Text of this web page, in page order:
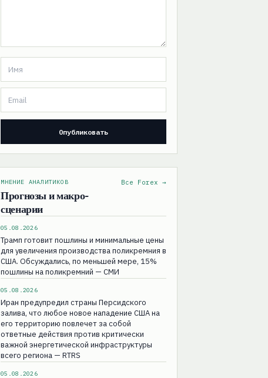
МНЕНИЕ АНАЛИТИКОВ
Прогнозы и макро-
сценарии
Все Forex →
05.08.2026
Трамп готовит пошлины и минимальные цены
для увеличения производства поликремния в
США. Обсуждались, по меньшей мере, 15%
пошлины на поликремний — СМИ
05.08.2026
Иран предупредил страны Персидского
залива, что любое новое нападение США на
его территорию повлечет за собой
ответные действия против критически
важной энергетической инфраструктуры
всего региона — RTRS
05.08.2026